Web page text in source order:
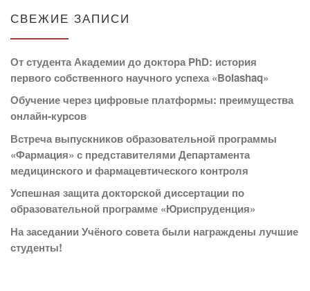
СВЕЖИЕ ЗАПИСИ
От студента Академии до доктора PhD: история
первого собственного научного успеха «Bolashaq»
Обучение через цифровые платформы: преимущества
онлайн-курсов
Встреча выпускников образовательной программы
«Фармация» с представителями Департамента
медицинского и фармацевтического контроля
Успешная защита докторской диссертации по
образовательной программе «Юриспруденция»
На заседании Учёного совета были награждены лучшие
студенты!